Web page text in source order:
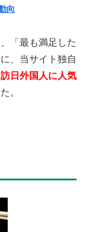
向
「最も満足した
、当サイト独自
訪日外国人に人気
。